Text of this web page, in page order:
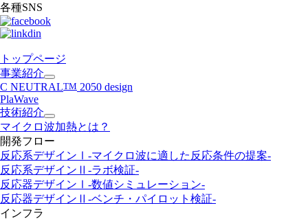
各種SNS
トップページ
事業紹介
C NEUTRALTM 2050 design
PlaWave
技術紹介
マイクロ波加熱とは？
開発フロー
反応系デザインⅠ -マイクロ波に適した反応条件の提案-
反応系デザインⅡ -ラボ検証-
反応器デザインⅠ -数値シミュレーション-
反応器デザインⅡ -ベンチ・パイロット検証-
インフラ